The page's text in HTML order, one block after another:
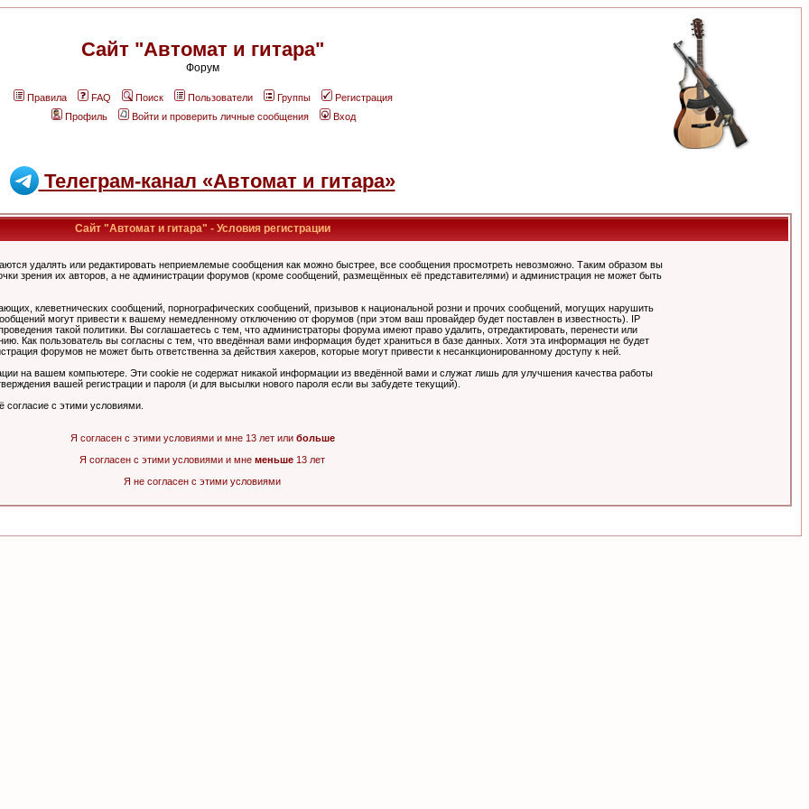
Сайт "Автомат и гитара"
Форум
Правила FAQ Поиск Пользователи Группы
Регистрация
Профиль
Войти и проверить личные сообщения Вход
Телеграм-канал «Автомат и гитара»
Сайт "Автомат и гитара" - Условия регистрации
удалять или редактировать неприемлемые сообщения как можно быстрее, все сообщения просмотреть невозможно. Таким образом вы
зрения их авторов, а не администрации форумов (кроме сообщений, размещённых её представителями) и администрация не может быть
клеветнических сообщений, порнографических сообщений, призывов к национальной розни и прочих сообщений, могущих нарушить
могут привести к вашему немедленному отключению от форумов (при этом ваш провайдер будет поставлен в известность). IP
такой политики. Вы соглашаетесь с тем, что администраторы форума имеют право удалить, отредактировать, перенести или
Как пользователь вы согласны с тем, что введённая вами информация будет храниться в базе данных. Хотя эта информация не будет
форумов не может быть ответственна за действия хакеров, которые могут привести к несанкционированному доступу к ней.
на вашем компьютере. Эти cookie не содержат никакой информации из введённой вами и служат лишь для улучшения качества работы
вашей регистрации и пароля (и для высылки нового пароля если вы забудете текущий).
согласие с этими условиями.
Я согласен с этими условиями и мне 13 лет или больше
Я согласен с этими условиями и мне меньше 13 лет
Я не согласен с этими условиями